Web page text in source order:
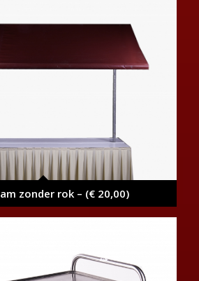
zonder rok – (€ 20,00)